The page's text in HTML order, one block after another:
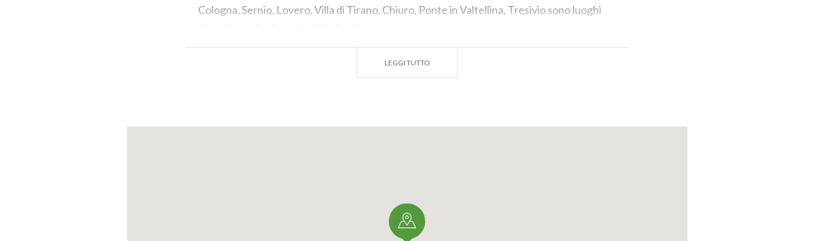
Cologna, Sernio, Lovero, Villa di Tirano, Chiuro, Ponte in Valtellina, Tresivio sono luoghi
strade ciottolate, le vecchie corti e i palazzi nobiliari disabitati disegnano un ambiente
LEGGI TUTTO